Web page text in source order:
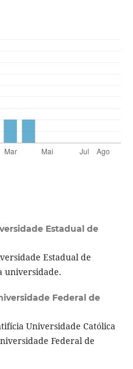
Estadual de
Estadual de
universidade.
Federal de
Universidade Católica
Federal de